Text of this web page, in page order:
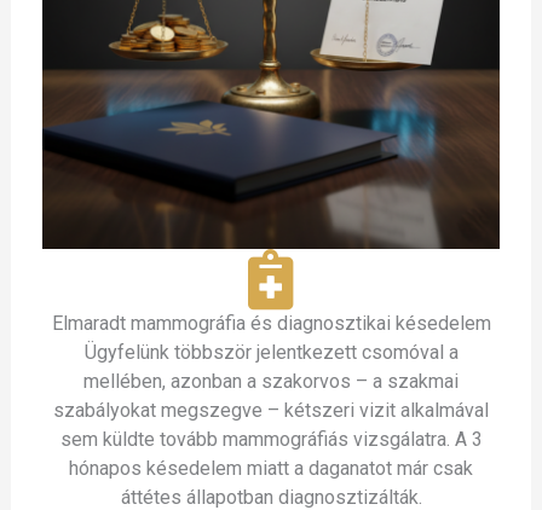
Elmaradt mammográfia és diagnosztikai késedelem
Ügyfelünk többször jelentkezett csomóval a
mellében, azonban a szakorvos – a szakmai
szabályokat megszegve – kétszeri vizit alkalmával
sem küldte tovább mammográfiás vizsgálatra. A 3
hónapos késedelem miatt a daganatot már csak
áttétes állapotban diagnosztizálták.